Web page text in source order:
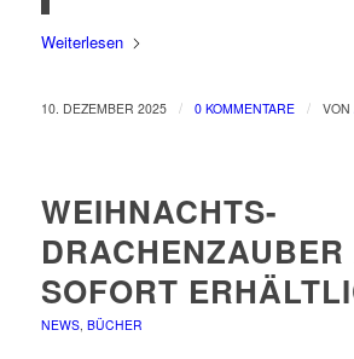
Weiterlesen
10. DEZEMBER 2025 / 0 KOMMENTARE / VON
WEIHNACHTS-
SOFORT
NEWS, BÜCHER